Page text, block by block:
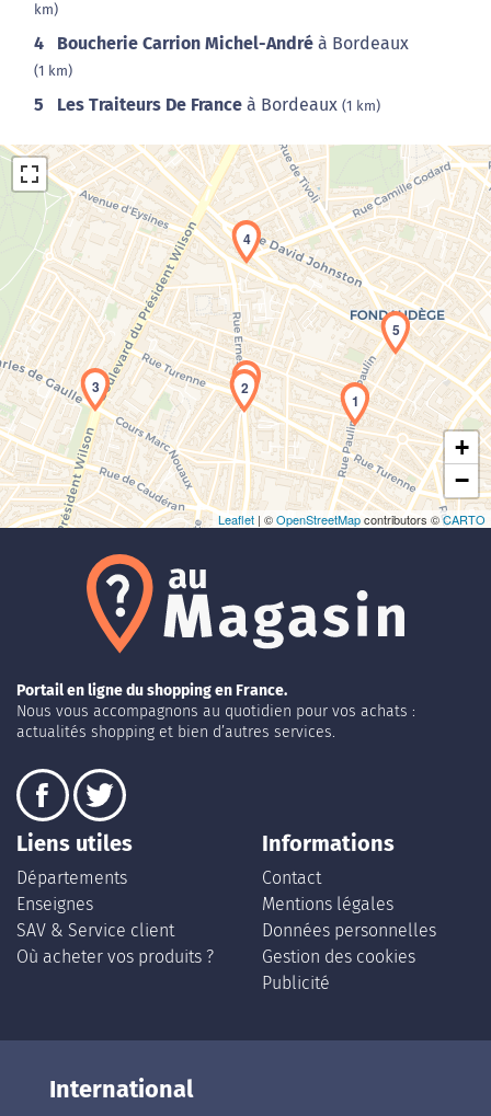
km)
4 Boucherie Carrion Michel-André à Bordeaux
(1 km)
5 Les Traiteurs De France à Bordeaux (1 km)
Chargement de la carte en cours...
1
2
3
4
5
+
−
Leaflet | ©OpenStreetMapcontributors ©CARTO
Portail en ligne du shopping en France.
Nous vous accompagnons au quotidien pour vos achats :
actualités shopping et bien d’autres services.
Liens utiles
Départements
Enseignes
SAV & Service client
Où acheter vos produits ?
Informations
Contact
Mentions légales
Données personnelles
Gestion des cookies
Publicité
International